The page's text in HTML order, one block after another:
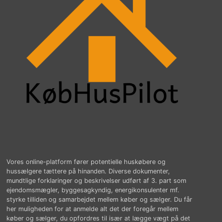
Vores online-platform fører potentielle huskøbere og
hussælgere tættere på hinanden. Diverse dokumenter,
mundtlige forklaringer og beskrivelser udført af 3. part som
ejendomsmægler, byggesagkyndig, energikonsulenter mf.
styrke tilliden og samarbejdet mellem køber og sælger. Du får
her muligheden for at anmelde alt det der foregår mellem
køber og sælger, du opfordres til især at lægge vægt på det